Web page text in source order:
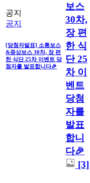
공지
공지
[당첨자발표] 소통보스
&증상보스 30차, 장 편
한 식단 25차 이벤트 당
첨자를 발표합니다🎉
보스
30차,
장 편
한 식
단 25
차 이
벤트
당첨
자를
발표
합니
다🎉
[3]